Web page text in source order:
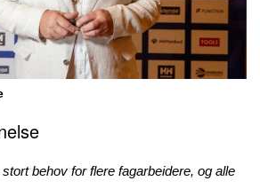
behov for flere fagarbeidere, og alle